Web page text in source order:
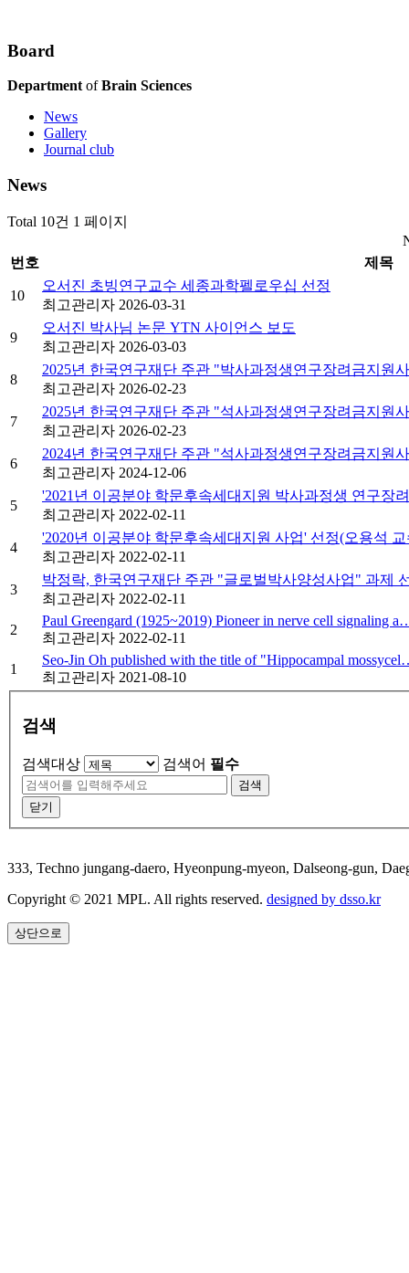
Board
DepartmentofBrain Sciences
News
Gallery
Journal club
News
Total 10건 1 페이지
번호
제목
10
오서진 초빙연구교수 세종과학펠로우십 선정
최고관리자 2026-03-31
9
오서진 박사님 논문 YTN 사이언스 보도
최고관리자 2026-03-03
8
2025년 한국연구재단 주관 "박사과정생연구장려금지원
최고관리자 2026-02-23
7
2025년 한국연구재단 주관 "석사과정생연구장려금지원
최고관리자 2026-02-23
6
2024년 한국연구재단 주관 "석사과정생연구장려금지원
최고관리자 2024-12-06
5
'2021년 이공분야 학문후속세대지원 박사과정생 연구장
최고관리자 2022-02-11
4
'2020년 이공분야 학문후속세대지원 사업' 선정(오용석
최고관리자 2022-02-11
3
박정락, 한국연구재단 주관 "글로벌박사양성사업" 과제
최고관리자 2022-02-11
2
Paul Greengard (1925~2019) Pioneer in nerve cell signaling
최고관리자 2022-02-11
1
Seo-Jin Oh published with the title of "Hippocampal
최고관리자 2021-08-10
검색
검색대상 검색어 필수
검색
닫기
333, Techno jungang-daero, Hyeonpung-myeon, Dalseong-gun,
Copyright © 2021 MPL. All rights reserved. designed by dsso.kr
상단으로